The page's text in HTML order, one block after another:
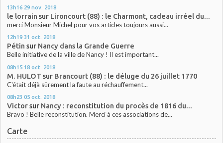
13h16 29 nov. 2018
le lorrain sur Lironcourt (88) : le Charmont, cadeau irréel du...
merci Monsieur Michel pour vos articles toujours aussi...
12h19 31 oct. 2018
Pétin sur Nancy dans la Grande Guerre
Belle initiative de la ville de Nancy ! Il est important...
08h15 18 oct. 2018
M. HULOT sur Brancourt (88) : le déluge du 26 juillet 1770
C'était déjà sûrement la faute au réchauffement...
08h23 05 oct. 2018
Victorsur Nancy : reconstitution du procès de 1816 du...
Bravo ! Belle reconstitution. Merci à ces associations de...
Carte